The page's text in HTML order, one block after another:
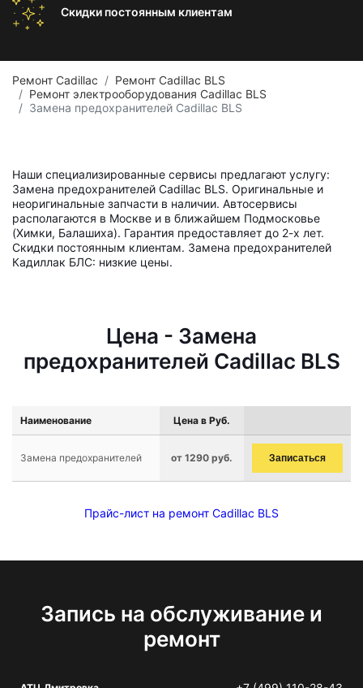
Скидки постоянным клиентам
Ремонт Cadillac
Ремонт Cadillac BLS
Ремонт электрооборудования Cadillac BLS
Замена предохранителей Cadillac BLS
Наши специализированные сервисы предлагают услугу:
Замена предохранителей Cadillac BLS. Оригинальные и
неоригинальные запчасти в наличии. Автосервисы
располагаются в Москве и в ближайшем Подмосковье
(Химки, Балашиха). Гарантия предоставляет до 2-х лет.
Скидки постоянным клиентам. Замена предохранителей
Кадиллак БЛС: низкие цены.
Цена - Замена
предохранителей Cadillac BLS
Наименование Цена в Руб.
Замена предохранителей от 1290 руб. Записаться
Прайс-лист на ремонт Cadillac BLS
Запись на обслуживание и
ремонт